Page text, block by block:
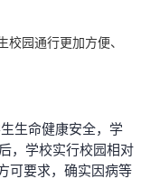
校园通行更加方便、
生命健康安全，学
，学校实行校园相对
可要求，确实因病等